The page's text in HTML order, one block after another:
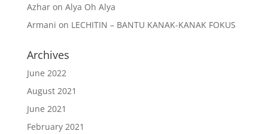
Azharon Alya Oh Alya
Armani on LECHITIN – BANTU KANAK-KANAK FOKUS
Archives
June 2022
August 2021
June 2021
February 2021